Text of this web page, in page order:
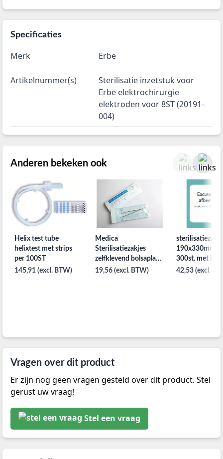
Specificaties
Merk Erbe
Artikelnummer(s)
Sterilisatie inzetstuk voor
Erbe elektrochirurgie
elektroden voor 8ST (20191-
004)
Anderen bekeken ook
Helix test tube
helixtest met strips
per 100ST
145,91 (excl. BTW)
Medica
Sterilisatiezakjes
zelfklevend bolsaplast
130x330mm per
19,56 (excl. BTW)
190x330mm
300st. met
42,53 (excl.
Vragen over dit product
Er zijn nog geen vragen gesteld over dit product. Stel
gerust uw vraag!
Stel een vraag